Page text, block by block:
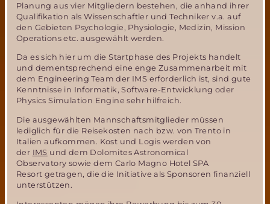
Planung aus vier Mitgliedern bestehen, die anhand ihrer
Qualifikation als Wissenschaftler und Techniker v.a. auf
den Gebieten Psychologie, Physiologie, Medizin, Mission
Operations etc. ausgewählt werden.
Da es sich hier um die Startphase des Projekts handelt
und dementsprechend eine enge Zusammenarbeit mit
dem Engineering Team der IMS erforderlich ist, sind gute
Kenntnisse in Informatik, Software-Entwicklung oder
Physics Simulation Engine sehr hilfreich.
Die ausgewählten Mannschaftsmitglieder müssen
lediglich für die Reisekosten nach bzw. von Trento in
Italien aufkommen. Kost und Logis werden von
der IMS und dem Dolomites Astronomical
Observatory sowie dem Carlo Magno Hotel SPA
Resort getragen, die die Initiative als Sponsoren finanziell
unterstützen.